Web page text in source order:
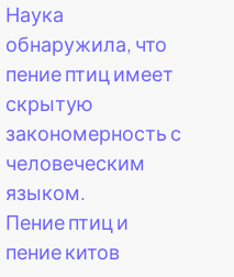
Наука
обнаружила, что
пение птиц имеет
скрытую
закономерность с
человеческим
языком.
Пение птиц и
пение китов